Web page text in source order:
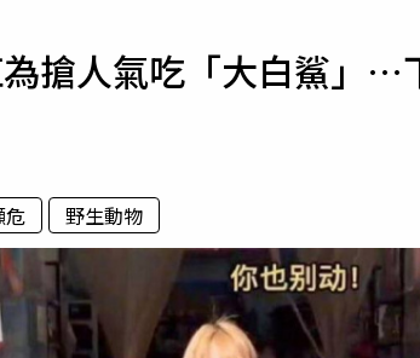
運勢
搶人氣吃「大白鯊」…
危 野生動物